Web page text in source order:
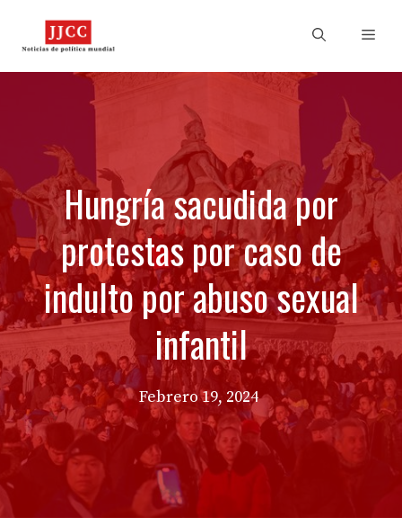
Hungría sacudida por
protestas por caso de
indulto por abuso sexual
infantil
Febrero 19, 2024